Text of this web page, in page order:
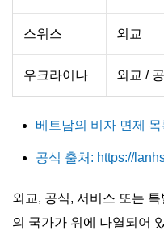
스위스 외교
우크라이나 외교 /
베트남의 비자 면제
공식 출처: https://
외교, 공식, 서비스 또는
의 국가가 위에 나열되어